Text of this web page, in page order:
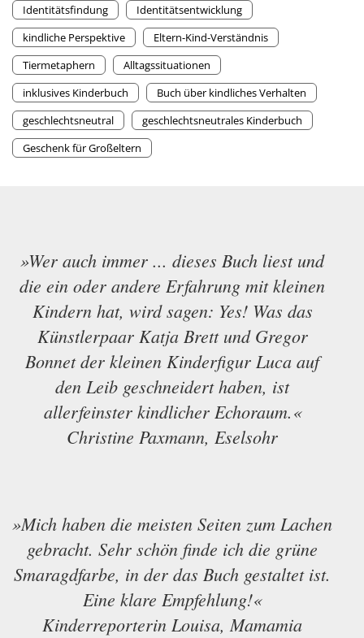
Identitätsfindung
Identitätsentwicklung
kindliche Perspektive
Eltern-Kind-Verständnis
Tiermetaphern
Alltagssituationen
inklusives Kinderbuch
Buch über kindliches Verhalten
geschlechtsneutral
geschlechtsneutrales Kinderbuch
Geschenk für Großeltern
»Wer auch immer ... dieses Buch liest und
die ein oder andere Erfahrung mit kleinen
Kindern hat, wird sagen: Yes! Was das
Künstlerpaar Katja Brett und Gregor
Bonnet der kleinen Kinderfigur Luca auf
den Leib geschneidert haben, ist
allerfeinster kindlicher Echoraum.«
Christine Paxmann, Eselsohr
»Mich haben die meisten Seiten zum Lachen
gebracht. Sehr schön finde ich die grüne
Smaragdfarbe, in der das Buch gestaltet ist.
Eine klare Empfehlung!«
Kinderreporterin Louisa, Mamamia